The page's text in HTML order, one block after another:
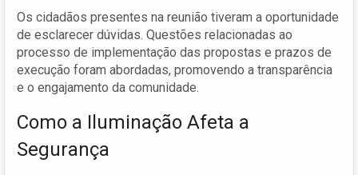
Os cidadãos presentes na reunião tiveram a oportunidade
de esclarecer dúvidas. Questões relacionadas ao
processo de implementação das propostas e prazos de
execução foram abordadas, promovendo a transparência
e o engajamento da comunidade.
Como a Iluminação Afeta a
Segurança